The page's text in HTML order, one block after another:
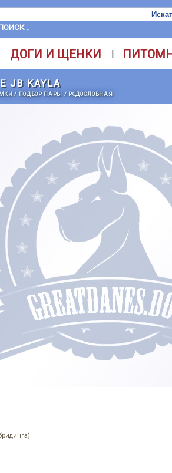
↓
ДОГИ И ЩЕНКИ |
JB KAYLA
/ ПОДБОР ПАРЫ / РОДОСЛОВНАЯ